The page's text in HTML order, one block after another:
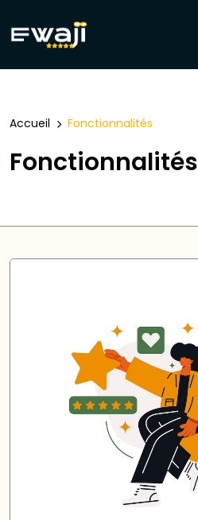
Accueil Fonctionnalités
Fonctionnalités